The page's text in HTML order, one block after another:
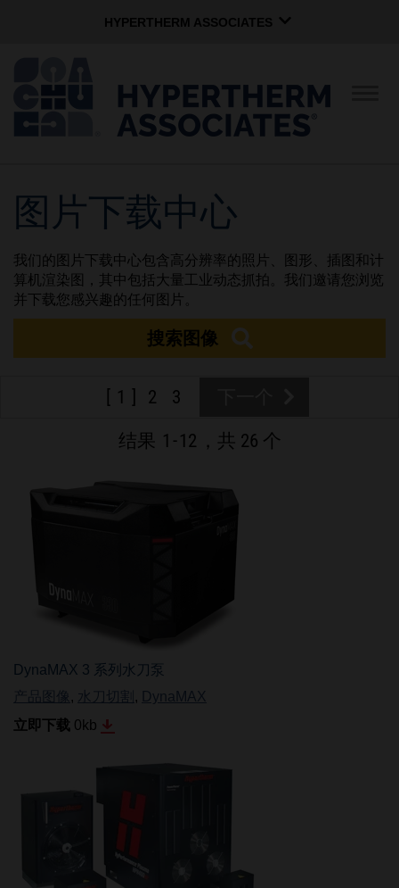
HYPERTHERM ASSOCIATES
Hypertherm海宝等离子
OMAX 水刀
公司简介
企业文化
图片下载中心
我们的图片下载中心包含高分辨率的照片、图形、插图和计
算机渲染图，其中包括大量工业动态抓拍。我们邀请您浏览
并下载您感兴趣的任何图片。
搜索图像
1 2 3
结果 1 - 12 ，共 26 个
DynaMAX 3 系列水刀泵
产品图像 , 水刀切割 , DynaMAX
立即下载 0 kb